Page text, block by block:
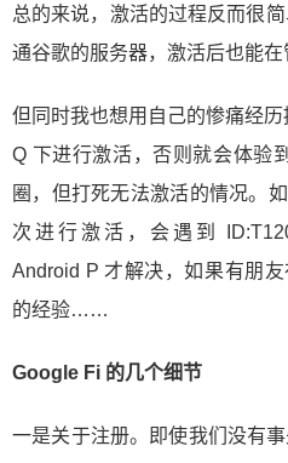
总的来说，激活的过程反而很
通谷歌的服务器，激活后也能在
但同时我也想用自己的惨痛经
Q 下进行激活，否则就会体验
圈，但打死无法激活的情况。
次进行激活，会遇到
Android P 才解决，如果有朋
的经验……
Google Fi 的几个细节
一是关于注册。即使我们没有